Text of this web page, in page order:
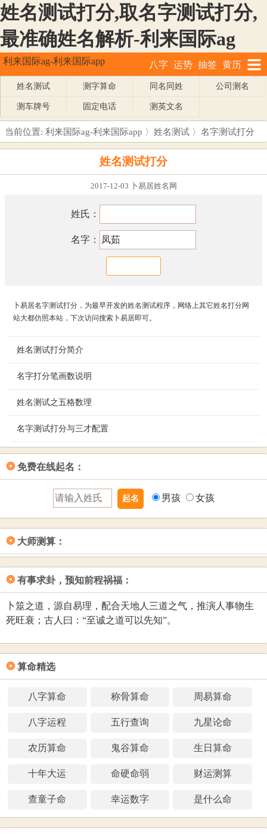
姓名测试打分,取名字测试打分,
最准确姓名解析-利来国际ag
利来国际ag-利来国际app 八字 运势 抽签 黄历
姓名测试 测字算命 同名同姓 公司测名
测车牌号 固定电话 测英文名
当前位置: 利来国际ag-利来国际app 〉 姓名测试 〉名字测试打分
姓名测试打分
2017-12-03 卜易居姓名网
姓氏：
名字：
卜易居名字测试打分，为最早开发的姓名测试程序，网络上其它姓名打分网
站大都仿照本站，下次访问搜索卜易居即可。
姓名测试打分简介
卜易居姓名测试，按照姓
通过分析五格数理吉凶及
的姓名吉凶及人生每个阶
段的运势，并解析姓名的
字，也可以在给宝宝起名时，预先进行姓名测试评分，从而
名字打分笔画数说明
卜易居姓名打分笔画说明：您输入的汉字，系统均按《康熙
画；“氵”旁，属“水”部计算笔画为四画，“左耳
旁”属“阜”部，“右耳旁”属“邑”部，等等。如有错漏，欢迎指
正。
姓名测试之五格数理
姓名天格：单字姓的笔划数加一，复姓的两字笔划数之和。
是先天传下来的，若不理想，也不必计较。
姓名地格：单字名的笔划数加一，双字名的笔划数之和。是
姓名人格：名字的第一个字加上单姓（复姓的第二字）的笔
划数之和。代表主运，左右人生大部分的运途，代表一生的
姓名总格：姓与名的笔划数全部加起来。是为后运，主中年
到晚年的运途. 代表福德等意义。
姓名外格：天格与地格相加之和，再减去人格的数。是为副
运，代表后天的人际关系、感情交往等。
名字测试打分与三才配置
才，即天、人、地，称为三才，它们分别是天格、人格、地
格数字的个位数。天、地、人三才数理共计10个数，如果个
位数是0，则按10计算。以数理来划分五行。五行金木水火土
相克相生。这样，根据数理与五行之间的内在联系，推算出
凡是天格、人格、地格三才之间的五行，相生或相比和的状
态较多，即为吉；相克的状态较多，即为凶。从中观察三才
配置的凶吉，可以判断把握您的综合运势，预测您的事业成
功率以及身体状况。还可以通过人格来结合姓名的三才配置
来推断事业成功。
何事物都不可能十全十美，所以给宝宝起名打分，也不要刻
意追求全部都是吉的五格数理。卜易居的名字打分系统也没
有名字打分测试100分的评分规则，姓名打分的最高分为99.5
❂ 免费在线起名：
男孩 女孩
❂ 大师测算：
❂ 有事求卦，预知前程祸福：
卜筮之道，源自易理，配合天地人三道之气，推演人事物生
死旺衰；古人曰：“至诚之道可以先知”。
❂ 算命精选
八字算命 称骨算命 周易算命
八字运程 五行查询 九星论命
农历算命 鬼谷算命 生日算命
十年大运 命硬命弱 财运测算
查童子命 幸运数字 是什么命